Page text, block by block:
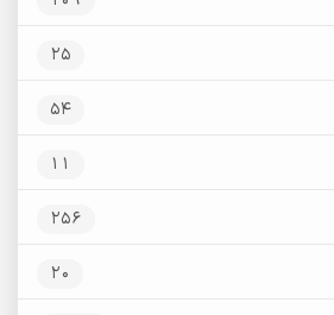
25
54
11
256
20